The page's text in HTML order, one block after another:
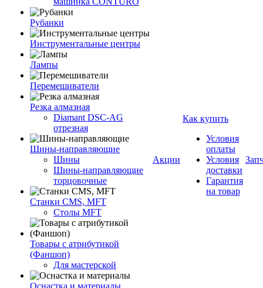
Рубанки
Инструментальные центры
Лампы
Перемешиватели
Резка алмазная
Diamant DSC-AG
отрезная
Шины-направляющие
Шины
Шины-направляющие
торцовочные
Станки CMS, MFT
Столы MFT
Товары с атрибутикой
(Фаншоп)
Для мастерской
Оснастка и материалы
Акции
Как купить
Условия
оплаты
Условия
доставки
Гарантия
на товар